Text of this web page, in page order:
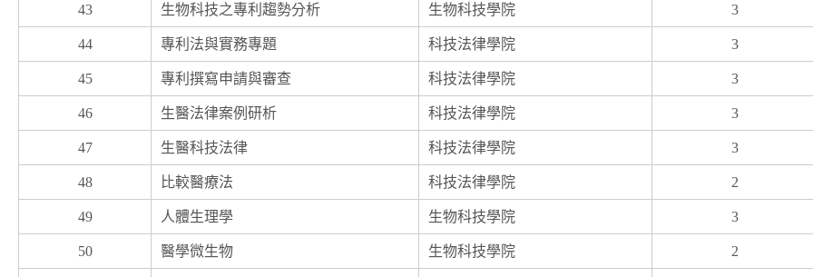
43 生物科技之專利趨勢分析 生物科技學院 3
44 專利法與實務專題 科技法律學院 3
45 專利撰寫申請與審查 科技法律學院 3
46 生醫法律案例研析 科技法律學院 3
47 生醫科技法律 科技法律學院 3
48 比較醫療法 科技法律學院 2
49 人體生理學 生物科技學院 3
50 醫學微生物 生物科技學院 2